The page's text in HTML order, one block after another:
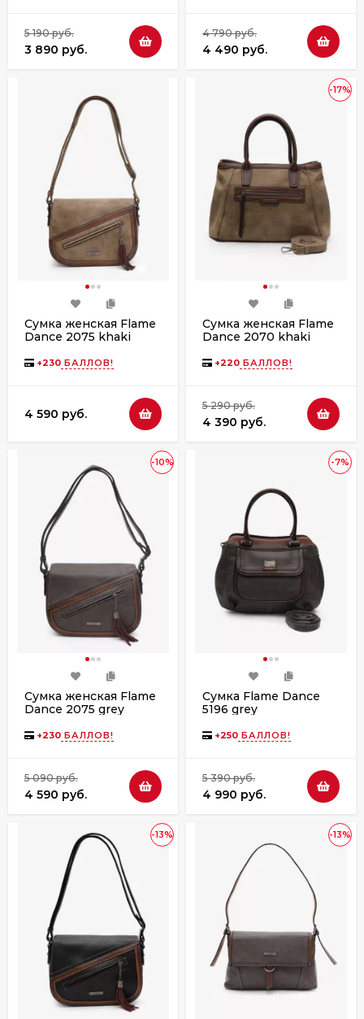
5 190 руб.
3 890 руб.
4 790 руб.
4 490 руб.
Сумка женская Flame
Dance 2075 khaki
+230 БАЛЛОВ!
4 590 руб.
-17%
Сумка женская Flame
Dance 2070 khaki
+220 БАЛЛОВ!
5 290 руб.
4 390 руб.
-10%
Сумка женская Flame
Dance 2075 grey
+230 БАЛЛОВ!
5 090 руб.
4 590 руб.
-7%
Сумка Flame Dance
5196 grey
+250 БАЛЛОВ!
5 390 руб.
4 990 руб.
-13% -13%